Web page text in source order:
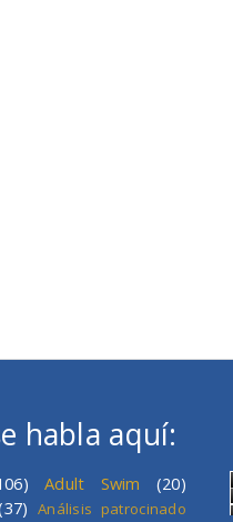
habla aquí:
Adult Swim
(20)
Análisis patrocinado